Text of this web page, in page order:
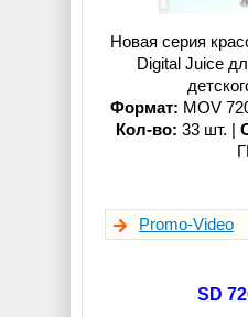
Новая серия
Digital Juice
Формат: MOV
Кол-во: 33 шт. |
Promo-Video
SD